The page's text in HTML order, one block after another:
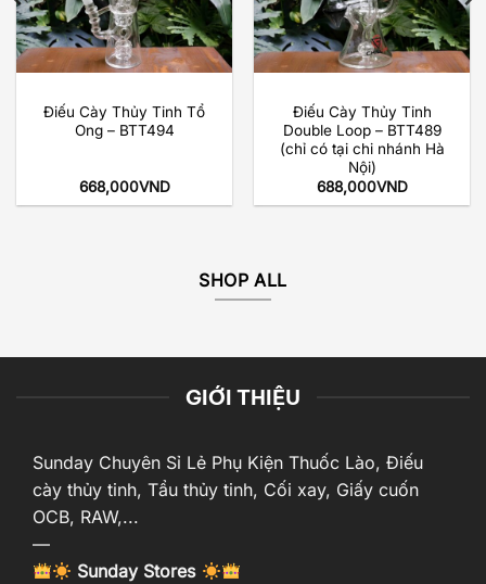
Điếu Cày Thủy Tinh Tổ
Ong – BTT494
668,000VND
Điếu Cày Thủy Tinh
Double Loop – BTT489
(chỉ có tại chi nhánh Hà
Nội)
688,000VND
SHOP ALL
GIỚI THIỆU
Sunday Chuyên Sỉ Lẻ Phụ Kiện Thuốc Lào, Điếu
cày thủy tinh, Tẩu thủy tinh, Cối xay, Giấy cuốn
OCB, RAW,...
—
Sunday Stores